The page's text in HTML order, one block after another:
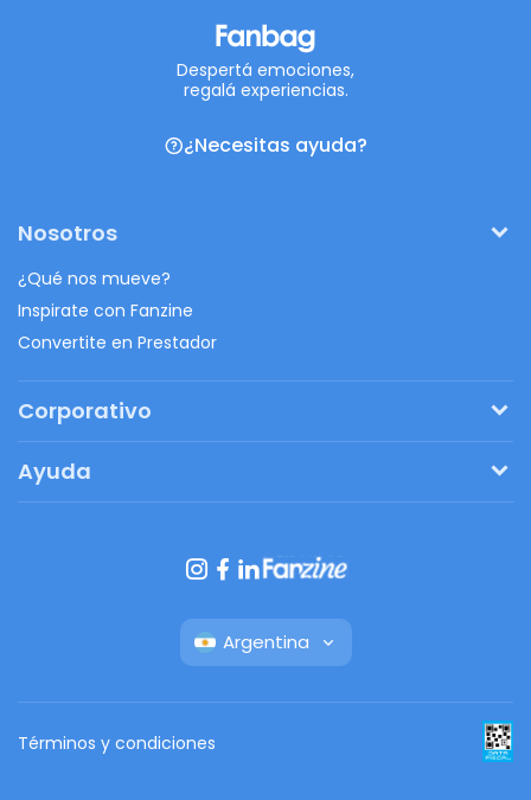
Despertá emociones,
regalá experiencias.
¿Necesitas ayuda?
Nosotros
¿Qué nos mueve?
Inspirate con Fanzine
Convertite en Prestador
Corporativo
Regalos originales
Ayuda
Botón de arrepentimiento
Argentina
Términos y condiciones